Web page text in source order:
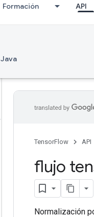
Formación API
Java
TensorFlow API
flujo
Normalización